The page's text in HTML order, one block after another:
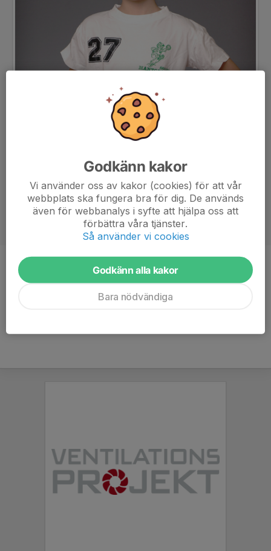
Position
-
Godkänn kakor
Vi använder oss av kakor (cookies) för att vår
webbplats ska fungera bra för dig. De används
även för webbanalys i syfte att hjälpa oss att
förbättra våra tjänster.
Så använder vi cookies
Godkänn alla kakor
Bara nödvändiga